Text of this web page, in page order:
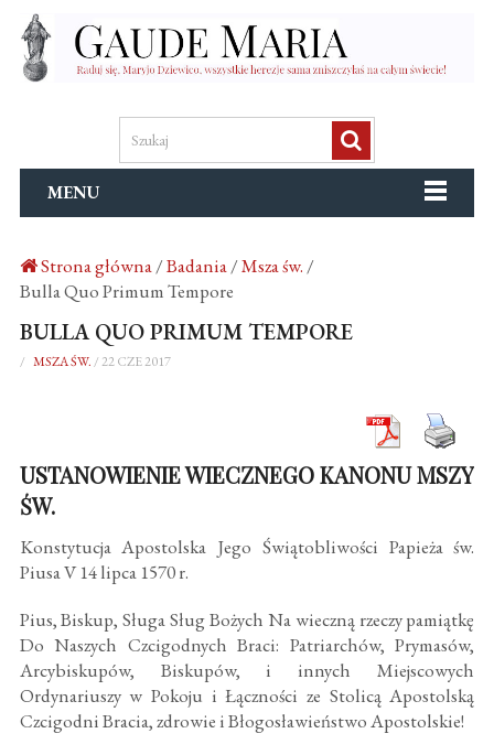
MENU
Strona główna/Badania/Msza św. /
Bulla Quo Primum Tempore
BULLA QUO PRIMUM TEMPORE
/ MSZA ŚW. / 22 CZE 2017
USTANOWIENIE WIECZNEGO KANONU MSZY
ŚW.
Konstytucja Apostolska Jego Świątobliwości Papieża św.
Piusa V 14 lipca 1570 r.
Pius, Biskup, Sługa Sług Bożych Na wieczną rzeczy pamiątkę
Do Naszych Czcigodnych Braci: Patriarchów, Prymasów,
Arcybiskupów, Biskupów, i innych Miejscowych
Ordynariuszy w Pokoju i Łączności ze Stolicą Apostolską
Czcigodni Bracia, zdrowie i Błogosławieństwo Apostolskie!